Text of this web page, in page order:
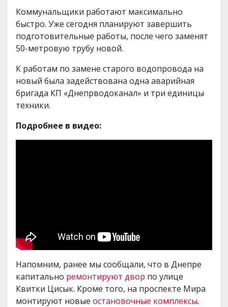
Коммунальщики работают максимально
быстро. Уже сегодня планируют завершить
подготовительные работы, после чего заменят
50-метровую трубу новой.
К работам по замене старого водопровода на
новый была задействована одна аварийная
бригада КП «Днепрводоканал» и три единицы
техники.
Подробнее в видео:
Напомним, ранее мы сообщали, что в Днепре
капитально ремонтируют двор по улице
Квитки Цисык. Кроме того, на проспекте Мира
монтируют новые остановочные комплексы.